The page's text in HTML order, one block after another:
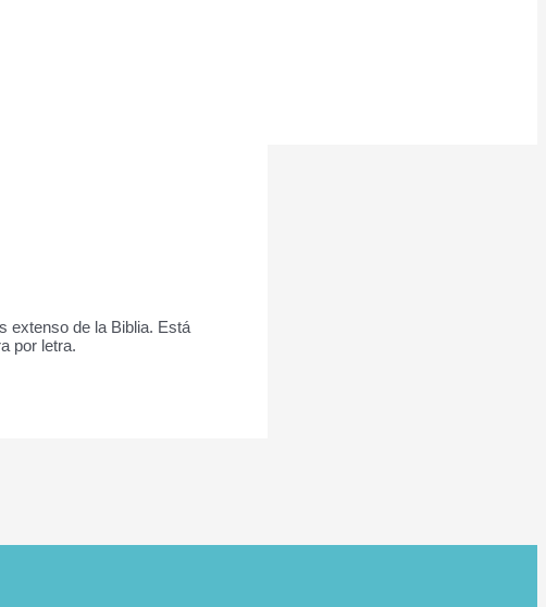
extenso de la Biblia. Está
por letra.